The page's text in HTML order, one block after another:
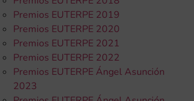
Premios EUTERPE 2019
Premios EUTERPE 2020
Premios EUTERPE 2021
Premios EUTERPE 2022
Premios EUTERPE Ángel Asunción
2023